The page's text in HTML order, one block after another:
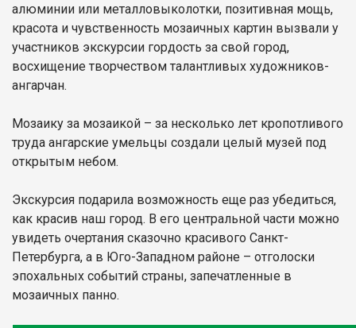
алюминии или металловыколотки, позитивная мощь,
красота и чувственность мозаичных картин вызвали у
участников экскурсии гордость за свой город,
восхищение творчеством талантливых художников-
ангарчан.
Мозаику за мозаикой – за несколько лет кропотливого
труда ангарские умельцы создали целый музей под
открытым небом.
Экскурсия подарила возможность еще раз убедиться,
как красив наш город. В его центральной части можно
увидеть очертания сказочно красивого Санкт-
Петербурга, а в Юго-Западном районе – отголоски
эпохальных событий страны, запечатленные в
мозаичных панно.